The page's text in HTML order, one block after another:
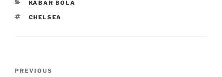
CATEGORIES
KABAR BOLA
TAGS
CHELSEA
Previous
PREVIOUS